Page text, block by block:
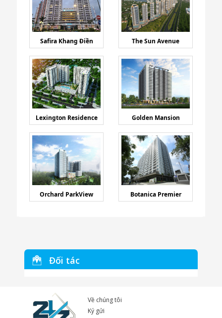
Safira Khang Điền The Sun Avenue
Lexington Residence Golden Mansion
Orchard ParkView Botanica Premier
Đối tác
Về chúng tôi
Ký gửi